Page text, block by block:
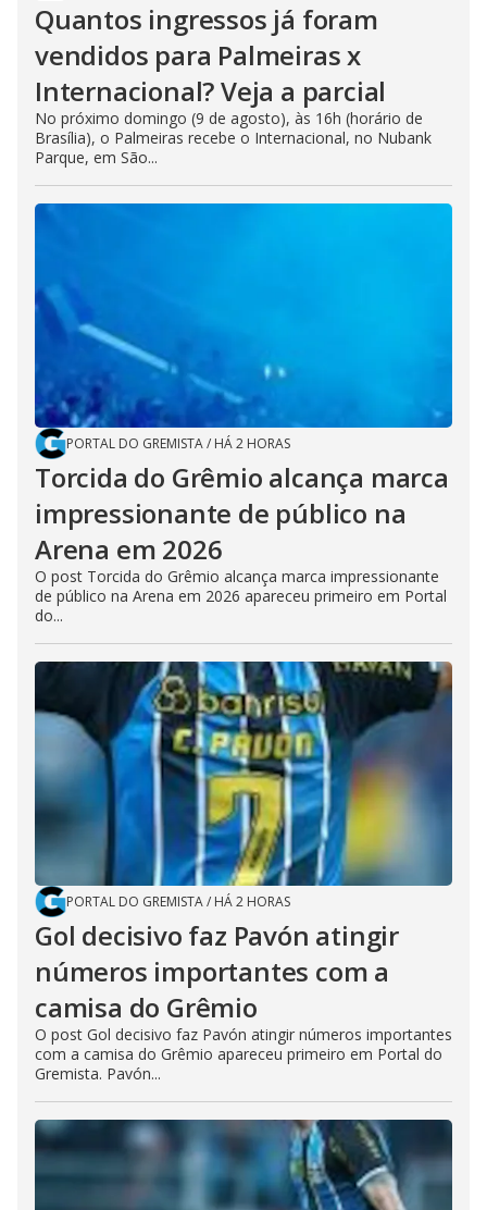
Quantos ingressos já foram
vendidos para Palmeiras x
Internacional? Veja a parcial
No próximo domingo (9 de agosto), às 16h (horário de
Brasília), o Palmeiras recebe o Internacional, no Nubank
Parque, em São...
PORTAL DO GREMISTA/ HÁ 2 HORAS
Torcida do Grêmio alcança marca
impressionante de público na
Arena em 2026
O post Torcida do Grêmio alcança marca impressionante
de público na Arena em 2026 apareceu primeiro em Portal
do...
PORTAL DO GREMISTA/ HÁ 2 HORAS
Gol decisivo faz Pavón atingir
números importantes com a
camisa do Grêmio
O post Gol decisivo faz Pavón atingir números importantes
com a camisa do Grêmio apareceu primeiro em Portal do
Gremista. Pavón...